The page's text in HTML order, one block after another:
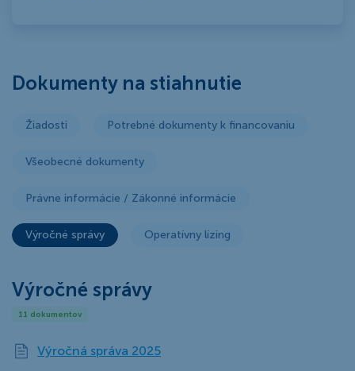
Dokumenty na stiahnutie
Žiadosti Potrebné dokumenty k financovaniu
Všeobecné dokumenty
Právne informácie / Zákonné informácie
Výročné správy Operatívny lízing
Výročné správy
11 dokumentov
Výročná správa 2025